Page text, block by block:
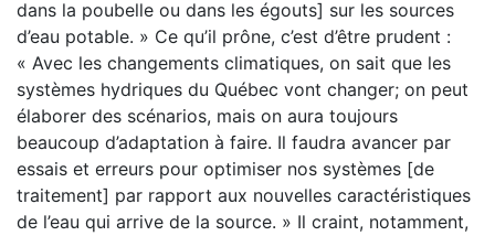
dans la poubelle ou dans les égouts] sur les sources
d’eau potable. » Ce qu’il prône, c’est d’être prudent :
« Avec les changements climatiques, on sait que les
systèmes hydriques du Québec vont changer; on peut
élaborer des scénarios, mais on aura toujours
beaucoup d’adaptation à faire. Il faudra avancer par
essais et erreurs pour optimiser nos systèmes [de
traitement] par rapport aux nouvelles caractéristiques
de l’eau qui arrive de la source. » Il craint, notamment,